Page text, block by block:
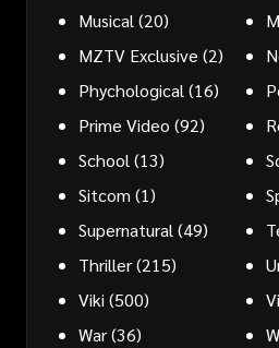
Musical(20)
MZTV Exclusive (2)
Phychological(16)
Prime Video (92)
School(13)
Sitcom (1)
Supernatural(49)
Thriller(215)
Viki (500)
War(36)